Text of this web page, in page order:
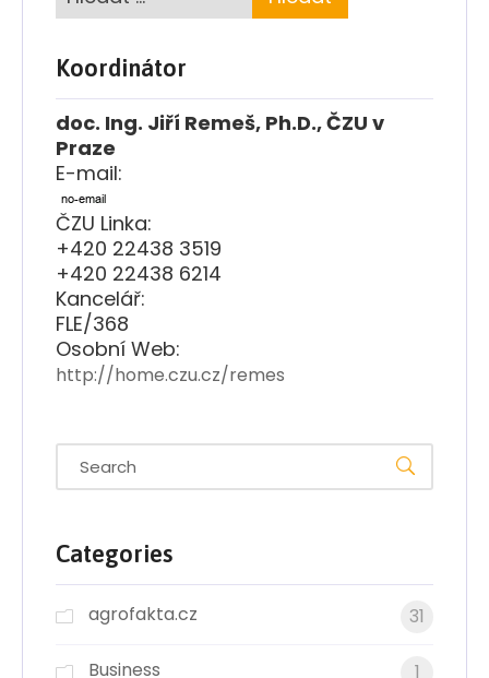
Koordinátor
doc. Ing. Jiří Remeš, Ph.D., ČZU v
Praze
E-mail:
ČZU Linka:
+420 22438 3519
+420 22438 6214
Kancelář:
FLE/368
Osobní Web:
http://home.czu.cz/remes
Categories
agrofakta.cz 31
Business 1